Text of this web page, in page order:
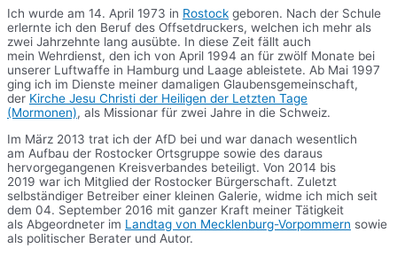
Ich wurde am 14. April 1973 in Rostock geboren. Nach der Schule
erlernte ich den Beruf des Offsetdruckers, welchen ich mehr als
zwei Jahrzehnte lang ausübte. In diese Zeit fällt auch
mein Wehrdienst, den ich von April 1994 an für zwölf Monate bei
unserer Luftwaffe in Hamburg und Laage ableistete. Ab Mai 1997
ging ich im Dienste meiner damaligen Glaubensgemeinschaft,
der Kirche Jesu Christi der Heiligen der Letzten Tage
(Mormonen), als Missionar für zwei Jahre in die Schweiz.
Im März 2013 trat ich der AfD bei und war danach wesentlich
am Aufbau der Rostocker Ortsgruppe sowie des daraus
hervorgegangenen Kreisverbandes beteiligt. Von 2014 bis
2019 war ich Mitglied der Rostocker Bürgerschaft. Zuletzt
selbständiger Betreiber einer kleinen Galerie, widme ich mich seit
dem 04. September 2016 mit ganzer Kraft meiner Tätigkeit
als Abgeordneter im Landtag von Mecklenburg-Vorpommern sowie
als politischer Berater und Autor.